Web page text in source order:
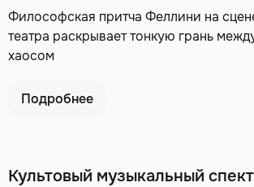
Философская притча Феллини на
театра раскрывает тонкую грань
хаосом
Подробнее
Культовый музыкальный